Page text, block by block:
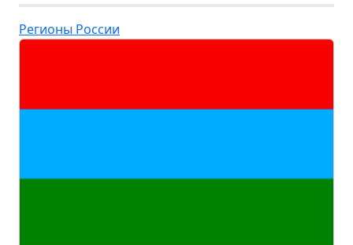
Регионы России